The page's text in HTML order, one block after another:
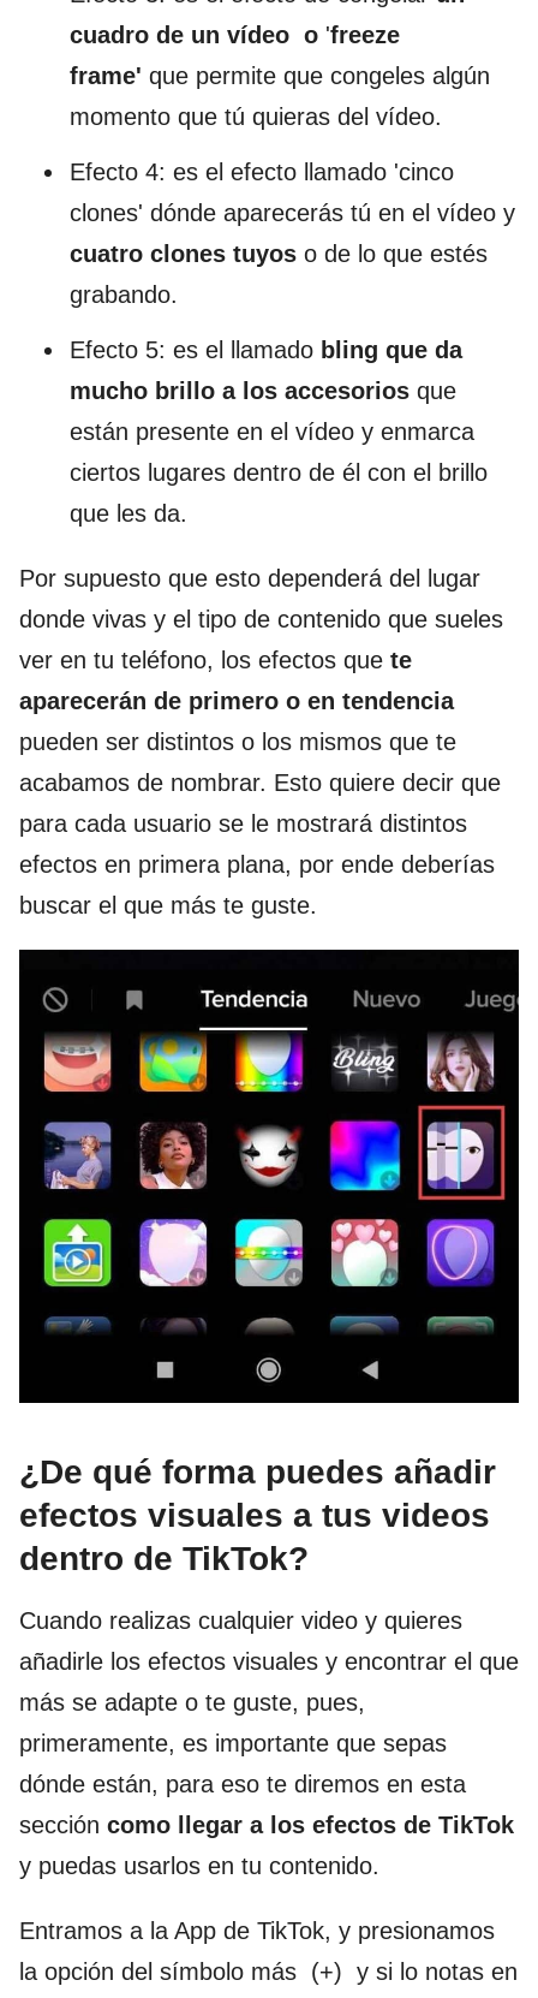
cuadro de un vídeo o 'freeze
frame' que permite que congeles algún
momento que tú quieras del vídeo.
Efecto 4: es el efecto llamado 'cinco
clones' dónde aparecerás tú en el vídeo y
cuatro clones tuyos o de lo que estés
grabando.
Efecto 5: es el llamado bling que da
mucho brillo a los accesorios que
están presente en el vídeo y enmarca
ciertos lugares dentro de él con el brillo
que les da.
Por supuesto que esto dependerá del lugar
donde vivas y el tipo de contenido que sueles
ver en tu teléfono, los efectos que te
aparecerán de primero o en tendencia
pueden ser distintos o los mismos que te
acabamos de nombrar. Esto quiere decir que
para cada usuario se le mostrará distintos
efectos en primera plana, por ende deberías
buscar el que más te guste.
¿De qué forma puedes añadir
efectos visuales a tus videos
dentro de TikTok?
Cuando realizas cualquier video y quieres
añadirle los efectos visuales y encontrar el que
más se adapte o te guste, pues,
primeramente, es importante que sepas
dónde están, para eso te diremos en esta
sección como llegar a los efectos de TikTok
y puedas usarlos en tu contenido.
Entramos a la App de TikTok, y presionamos
la opción del símbolo más (+) y si lo notas en